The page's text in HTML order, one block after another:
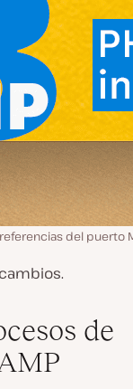
del puerto
de